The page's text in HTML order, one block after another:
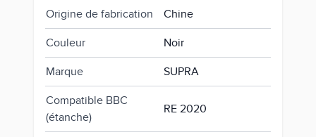
Origine de fabrication Chine
Couleur Noir
Marque SUPRA
Compatible BBC
(étanche)
RE 2020